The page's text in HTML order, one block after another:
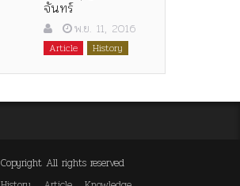
จันทร์
พ.ย. 11, 2016
Article History
Copyright All rights reserved